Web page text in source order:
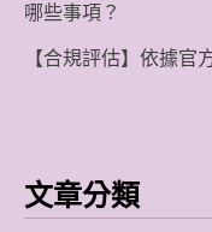
哪些事項？
【合規評估】依據官
文章分類